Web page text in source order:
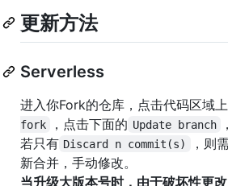
更新方法
Serverless
进入你Fork的仓库，点击代码区域
fork
，点击下面的 Update branch
若只有 Discard n commit(s)
，则
新合并，手动修改。
当升级大版本号时，由于破坏性更